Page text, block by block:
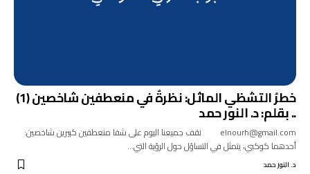
خطرُ التشظي الماثل: نظرةٌ في منعطفين شاخصين (1)
.. بقلم: د. النور حمد
elnourh@gmail.com نقف جميعنا اليوم على شفا منعطفين كبيرين شاخصين:
أحدهما كوكبي، يتمثل في التساؤل حول الرؤية التي…
د. النور حمد